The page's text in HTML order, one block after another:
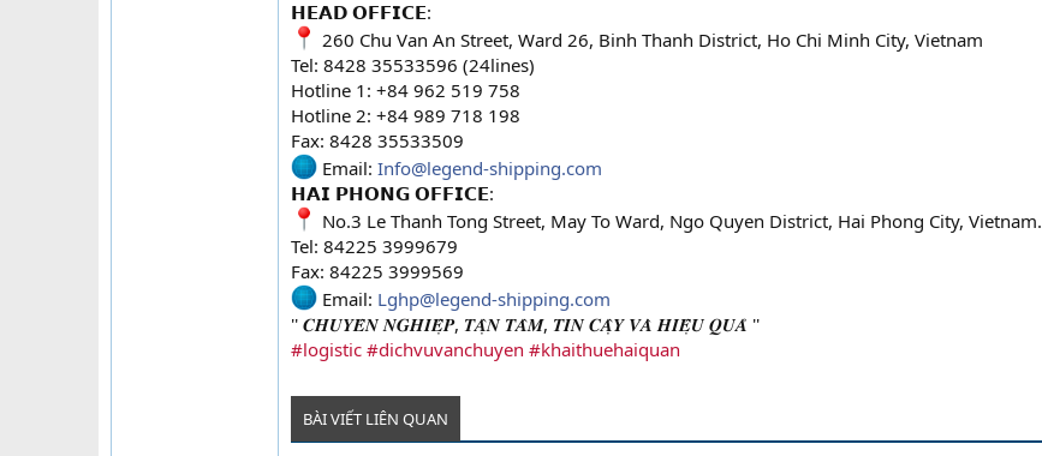
𝗛𝗘𝗔𝗗 𝗢𝗙𝗙𝗜𝗖𝗘:
260 Chu Van An Street, Ward 26, Binh Thanh District, Ho Chi Minh City, Vietnam
Tel: 8428 35533596 (24lines)
Hotline 1: +84 962 519 758
Hotline 2: +84 989 718 198
Fax: 8428 35533509
Email: Info@legend-shipping.com
𝗛𝗔𝗜 𝗣𝗛𝗢𝗡𝗚 𝗢𝗙𝗙𝗜𝗖𝗘:
No.3 Le Thanh Tong Street, May To Ward, Ngo Quyen District, Hai Phong City, Vietnam.
Tel: 84225 3999679
Fax: 84225 3999569
Email: Lghp@legend-shipping.com
'' 𝑪𝑯𝑼𝒀𝑬̂𝑵 𝑵𝑮𝑯𝑰𝑬̣̂𝑷, 𝑻𝑨̣̂𝑵 𝑻𝑨̂𝑴, 𝑻𝑰𝑵 𝑪𝑨̣̂𝒀 𝑽𝑨̀ 𝑯𝑰𝑬̣̂𝑼 𝑸𝑼𝑨̉ ''
#logistic #dichvuvanchuyen #khaithuehaiquan
BÀI VIẾT LIÊN QUAN